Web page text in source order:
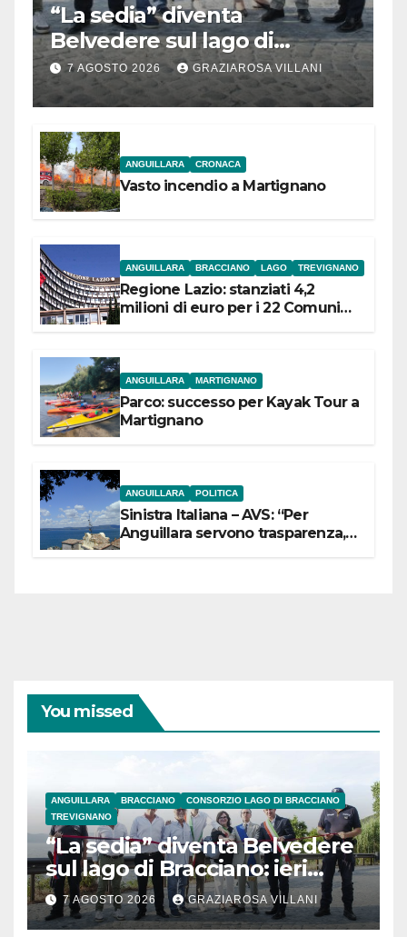
“La sedia” diventa
Belvedere sul lago di
Bracciano: ieri
l’inaugurazione
7 AGOSTO 2026 GRAZIAROSA VILLANI
ANGUILLARA CRONACA
Vasto incendio a Martignano
ANGUILLARA BRACCIANO LAGO TREVIGNANO
Regione Lazio: stanziati 4,2
milioni di euro per i 22 Comuni
ANGUILLARA MARTIGNANO
Parco: successo per Kayak Tour a
Martignano
ANGUILLARA POLITICA
Sinistra Italiana – AVS: “Per
Anguillara servono trasparenza,
You missed
ANGUILLARA BRACCIANO
CONSORZIO LAGO DI BRACCIANO
TREVIGNANO
“La sedia” diventa Belvedere
sul lago di Bracciano: ieri
l’inaugurazione
7 AGOSTO 2026 GRAZIAROSA VILLANI